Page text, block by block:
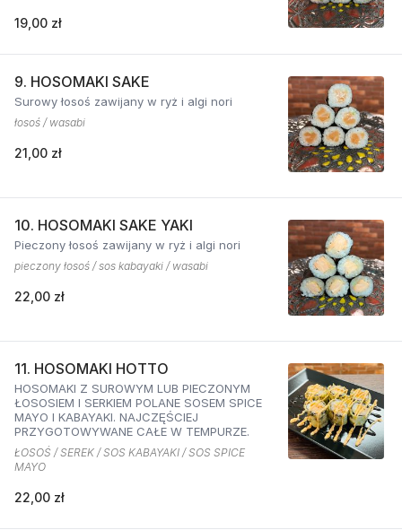
19,00 zł
9. HOSOMAKI SAKE
Surowy łosoś zawijany w ryż i algi nori
łosoś / wasabi
21,00 zł
10. HOSOMAKI SAKE YAKI
Pieczony łosoś zawijany w ryż i algi nori
pieczony łosoś / sos kabayaki / wasabi
22,00 zł
11. HOSOMAKI HOTTO
HOSOMAKI Z SUROWYM LUB PIECZONYM
ŁOSOSIEM I SERKIEM POLANE SOSEM SPICE
MAYO I KABAYAKI. NAJCZĘŚCIEJ
PRZYGOTOWYWANE CAŁE W TEMPURZE.
ŁOSOŚ / SEREK / SOS KABAYAKI / SOS SPICE
MAYO
22,00 zł